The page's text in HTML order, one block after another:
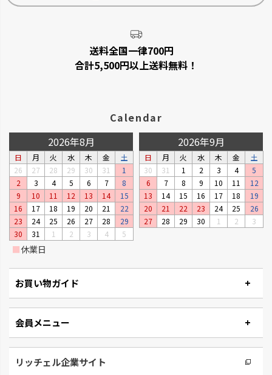
送料全国一律700円
合計5,500円以上送料無料！
Calendar
2026年8月
日 月 火 水 木 金
土
26
27 28 29 30 31
1
2
3 4 5 6 7
8
9
10 11 12 13 14
15
16
17 18 19 20 21
22
23
24 25 26 27 28
29
30
31 1 2 3 4 5
2026年9月
日 月 火 水 木 金
土
30
31 1 2 3 4
5
6
7 8 9 10 11
12
13
14 15 16 17 18
19
20
21 22 23 24 25
26
27
28 29 30 1 2 3
■休業日
お買い物ガイド
会員メニュー
リッチェル企業サイト